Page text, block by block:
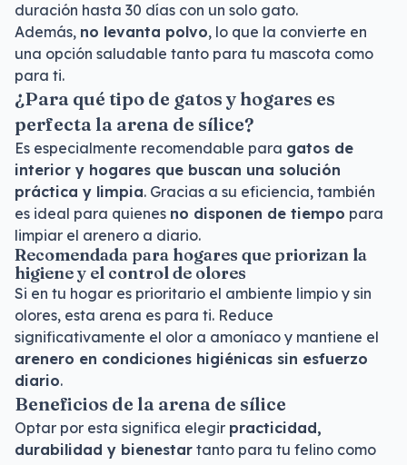
duración hasta 30 días con un solo gato.
Además, no levanta polvo, lo que la convierte en
una opción saludable tanto para tu mascota como
para ti.
¿Para qué tipo de gatos y hogares es
perfecta la arena de sílice?
Es especialmente recomendable para gatos de
interior y hogares que buscan una solución
práctica y limpia. Gracias a su eficiencia, también
es ideal para quienes no disponen de tiempo para
limpiar el arenero a diario.
Recomendada para hogares que priorizan la
higiene y el control de olores
Si en tu hogar es prioritario el ambiente limpio y sin
olores, esta arena es para ti. Reduce
significativamente el olor a amoníaco y mantiene el
arenero en condiciones higiénicas sin esfuerzo
diario.
Beneficios de la arena de sílice
Optar por esta significa elegir practicidad,
durabilidad y bienestar tanto para tu felino como